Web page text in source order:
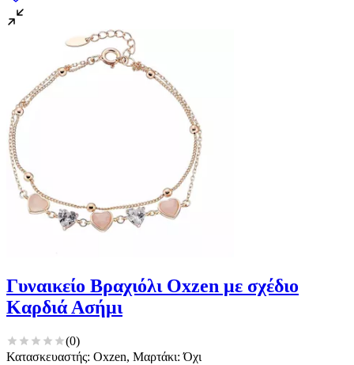
Γυναικείο Βραχιόλι Oxzen με σχέδιο
Καρδιά Ασήμι
(0)
Κατασκευαστής: Oxzen, Μαρτάκι: Όχι